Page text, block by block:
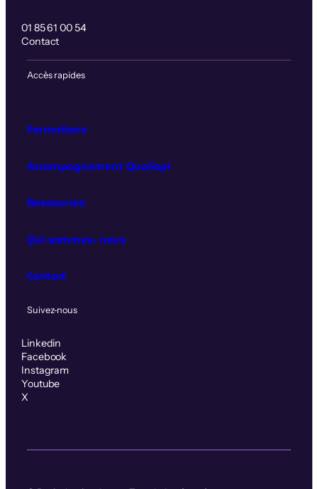
01 85 61 00 54
Contact
Accès rapides
Formations
Accompagnement Qualiopi
Ressources
Qui sommes‑nous
Contact
Suivez‑nous
Linkedin
Facebook
Instagram
Youtube
X